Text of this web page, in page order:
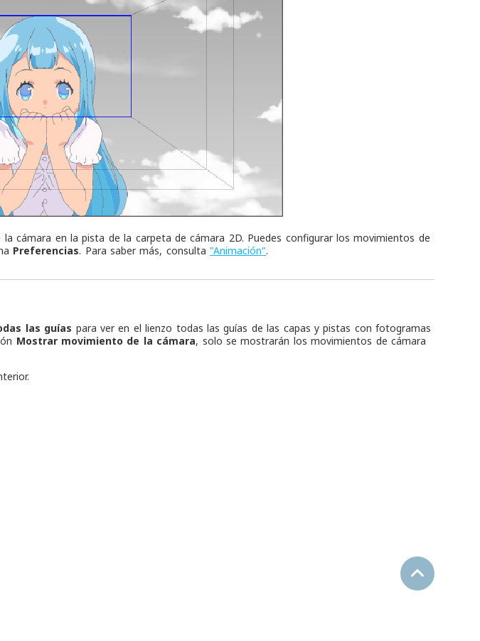
cámara en la pista de la carpeta de cámara 2D. Puedes configurar los movimientos de
Preferencias. Para saber más, consulta "Animación".
las guías para ver en el lienzo todas las guías de las capas y pistas con fotogramas
Mostrar movimiento de la cámara, solo se mostrarán los movimientos de cámara